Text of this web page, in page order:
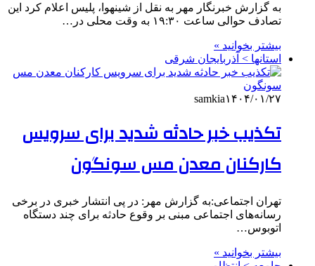
به گزارش خبرنگار مهر به نقل از شینهوا، پلیس اعلام کرد این
تصادف حوالی ساعت ۱۹:۳۰ به وقت محلی در…
بیشتر بخوانید »
استانها > آذربایجان شرقی
samkia۱۴۰۴/۰۱/۲۷
تکذیب خبر حادثه شدید برای سرویس
کارکنان معدن مس سونگون
تهران اجتماعی:به گزارش مهر: در پی انتشار خبری در برخی
رسانه‌های اجتماعی مبنی بر وقوع حادثه برای چند دستگاه
اتوبوس…
بیشتر بخوانید »